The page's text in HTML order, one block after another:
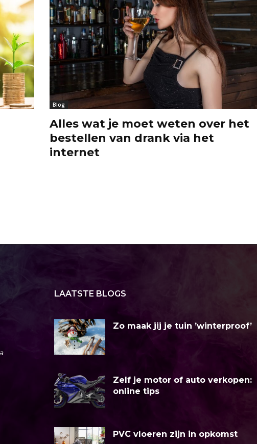
Blog
Alles wat je moet weten over het
bestellen van drank via het
internet
LAATSTE BLOGS
Zo maak jij je tuin ’winterproof’
Zelf je motor of auto verkopen:
online tips
PVC vloeren zijn in opkomst